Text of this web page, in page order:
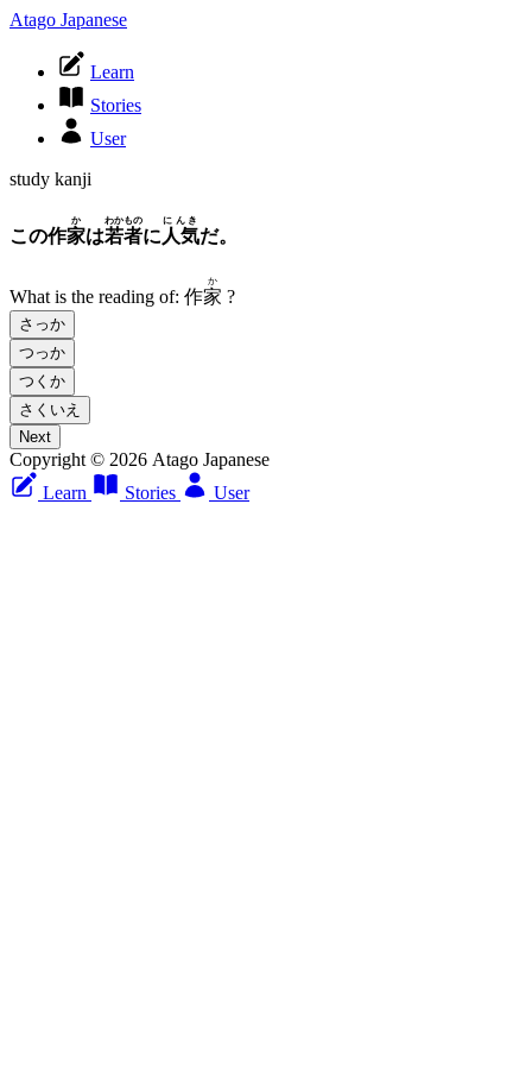
Atago Japanese
Learn
Stories
User
study kanji
この作家
か
は若者
わかもの
に 人気
にんき
だ。
What is the reading of: 作家
か
?
さっか
つっか
つくか
さくいえ
Next
Copyright © 2026 Atago Japanese
Learn
Stories User